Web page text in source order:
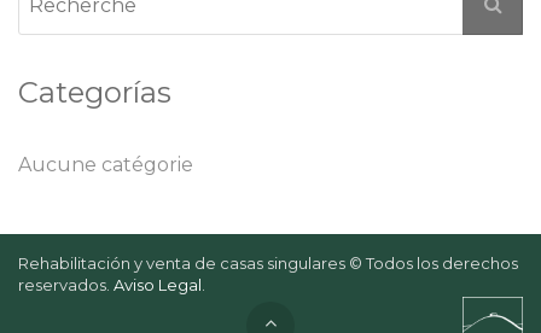
Categorías
Aucune catégorie
Rehabilitación y venta de casas singulares © Todos los derechos
reservados. Aviso Legal